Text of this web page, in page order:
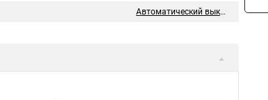
Автоматический выключатель